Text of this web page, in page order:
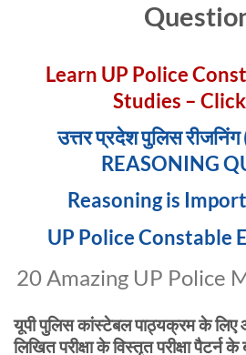
Learn UP Police
Studies –
उत्तर प्रदेश पुलिस
REASONING
Reasoning is
UP Police Constable
20 Amazing UP Police
यूपी पुलिस कांस्टेबल पाठ्यक्रम के
लिखित परीक्षा के विस्तृत परीक्षा पैटर्न के